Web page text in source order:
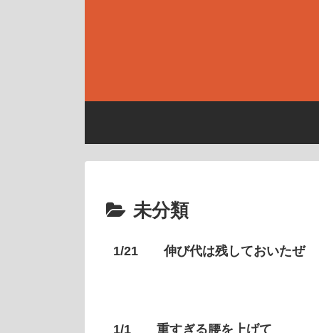
未分類
1/21 伸び代は残しておいたぜ
1/1 重すぎる腰を上げて